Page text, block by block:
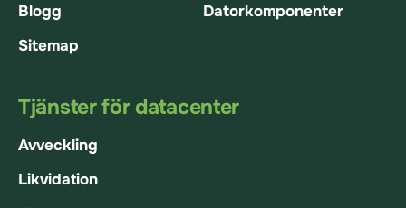
Blogg
Sitemap
Datorkomponenter
Tjänster för datacenter
Avveckling
Likvidation